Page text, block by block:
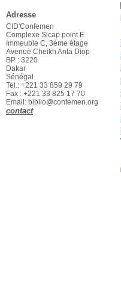
Adresse
CID'Confemen
Complexe Sicap point E
Immeuble C, 3ème étage
Avenue Cheikh Anta Diop
BP : 3220
Dakar
Sénégal
Tel.: +221 33 859 29 79
Fax : +221 33 825 17 70
Email: biblio@confemen.org
contact